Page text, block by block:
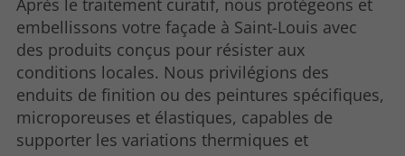
Après le traitement curatif, nous protégeons et
embellissons votre façade à Saint-Louis avec
des produits conçus pour résister aux
conditions locales. Nous privilégions des
enduits de finition ou des peintures spécifiques,
microporeuses et élastiques, capables de
supporter les variations thermiques et